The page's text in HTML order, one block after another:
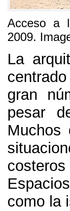
Acceso a
2009.
La
gran
pesar
Muchos
como la